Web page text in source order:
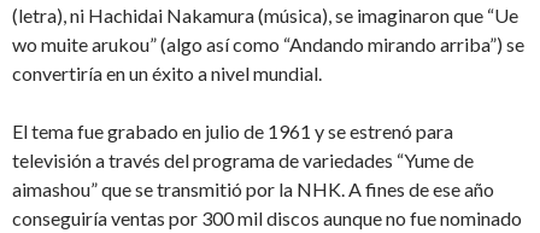
(letra), ni Hachidai Nakamura (música), se imaginaron que “Ue
wo muite arukou” (algo así como “Andando mirando arriba”) se
convertiría en un éxito a nivel mundial.
El tema fue grabado en julio de 1961 y se estrenó para
televisión a través del programa de variedades “Yume de
aimashou” que se transmitió por la NHK. A fines de ese año
conseguiría ventas por 300 mil discos aunque no fue nominado